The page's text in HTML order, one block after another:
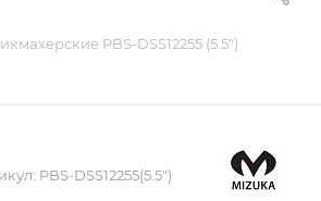
PBS-DSS12255 (5.5")
PBS-DSS12255(5.5")